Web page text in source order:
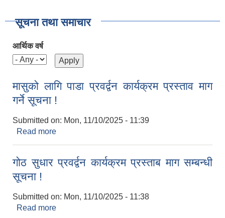
सूचना तथा समाचार
आर्थिक वर्ष
मासुको लागि पाडा प्रवर्द्वन कार्यक्रम प्रस्ताव माग
गर्ने सूचना !
Submitted on: Mon, 11/10/2025 - 11:39
Read more
गोठ सुधार प्रवर्द्वन कार्यक्रम प्रस्ताब माग सम्बन्धी
सूचना !
Submitted on: Mon, 11/10/2025 - 11:38
Read more